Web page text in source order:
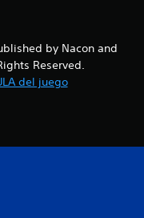
1
4
by Nacon and
Reserved.
del juego